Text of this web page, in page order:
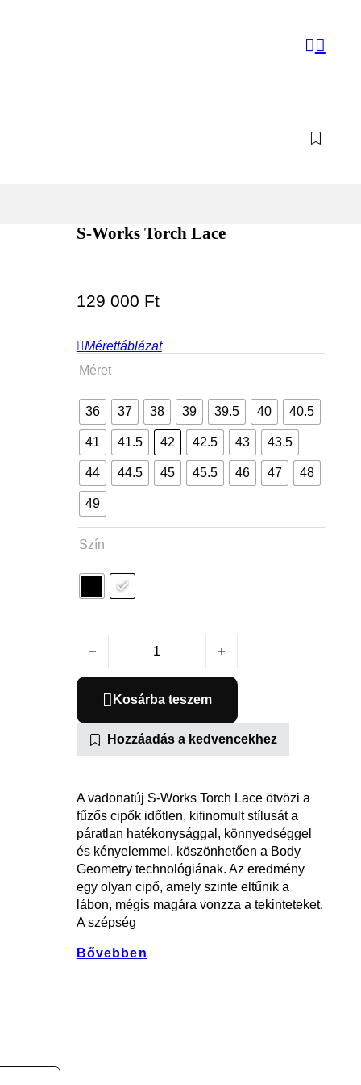
S-Works Torch Lace
129 000 Ft
Mérettáblázat
Méret
36 37 38 39 39.5 40 40.5
41 41.5 42 42.5 43 43.5
44 44.5 45 45.5 46 47 48
49
Szín
Kosárba teszem
Hozzáadás a kedvencekhez
A vadonatúj S-Works Torch Lace ötvözi a
fűzős cipők időtlen, kifinomult stílusát a
páratlan hatékonysággal, könnyedséggel
és kényelemmel, köszönhetően a Body
Geometry technológiának. Az eredmény
egy olyan cipő, amely szinte eltűnik a
lábon, mégis magára vonzza a tekinteteket.
A szépség
Bővebben